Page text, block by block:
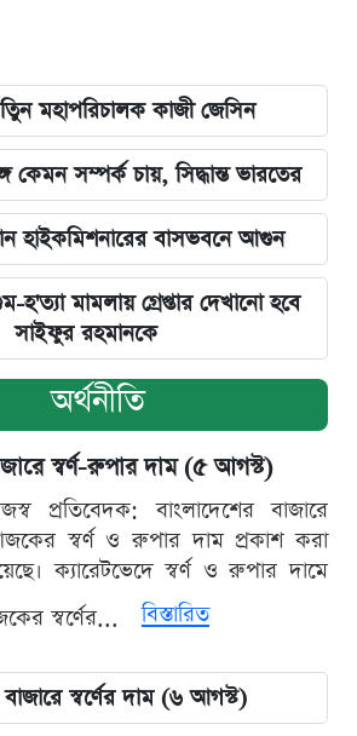
মহাপরিচালক কাজী জেসিন
কেমন সম্পর্ক চায়, সিদ্ধান্ত ভারতের
হাইকমিশনারের বাসভবনে আগুন
মামলায় গ্রেপ্তার দেখানো হবে
সাইফুর রহমানকে
অর্থনীতি
স্বর্ণ-রুপার দাম (৫ আগস্ট)
প্রতিবেদক: বাংলাদেশের বাজারে
স্বর্ণ ও রুপার দাম প্রকাশ করা
ক্যারেটভেদে স্বর্ণ ও রুপার দামে
স্বর্ণের...
বিস্তারিত
স্বর্ণের দাম (৬ আগস্ট)